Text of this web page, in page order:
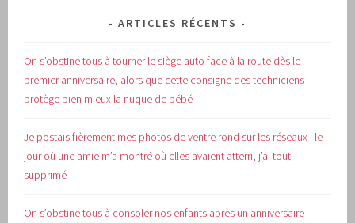
ARTICLES RÉCENTS
On s’obstine tous à tourner le siège auto face à la route dès le
premier anniversaire, alors que cette consigne des techniciens
protège bien mieux la nuque de bébé
Je postais fièrement mes photos de ventre rond sur les réseaux : le
jour où une amie m’a montré où elles avaient atterri, j’ai tout
supprimé
On s’obstine tous à consoler nos enfants après un anniversaire